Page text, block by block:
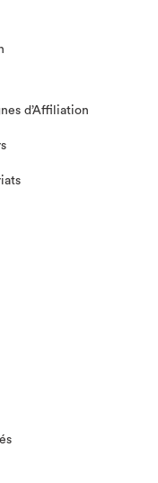
d’Affiliation​